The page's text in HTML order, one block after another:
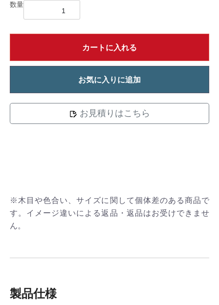
数量
カートに入れる
お気に入りに追加
お見積りはこちら
※木目や色合い、サイズに関して個体差のある商品で
す。イメージ違いによる返品・返品はお受けできませ
ん。
製品仕様